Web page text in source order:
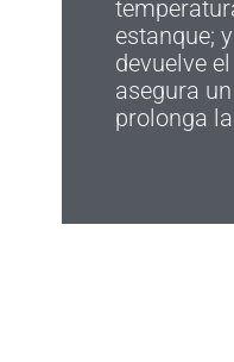
estanque;
devuelve
asegura
prolonga